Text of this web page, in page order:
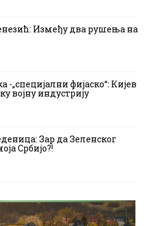
Између два рушења на
-„специјални фијаско“: Кијев
војну индустрију
Зар да Зеленског
Србијо?!